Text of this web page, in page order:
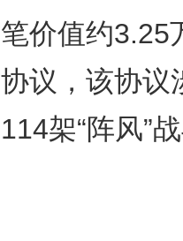
价值约3.25
议，该协议
架“阵风”